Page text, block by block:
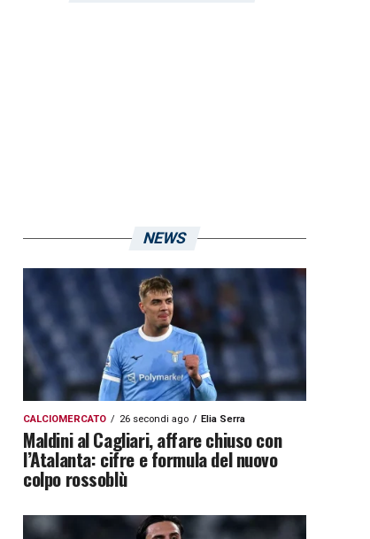
NEWS
CALCIOMERCATO 26 secondi ago Elia Serra
Maldini al Cagliari, affare chiuso con
l’Atalanta: cifre e formula del nuovo
colpo rossoblù